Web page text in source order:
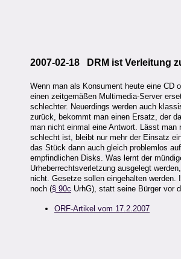
2007-02-18 DRM ist Verleitung
Wenn man als Konsument heute eine CD
einen zeitgemäßen Multimedia-Server
schlechter. Neuerdings werden auch
zurück, bekommt man einen Ersatz, der
man nicht einmal eine Antwort. Lässt
schlecht ist, bleibt nur mehr der Einsatz
das Stück dann auch gleich problemlos
empfindlichen Disks. Was lernt der
Urheberrechtsverletzung ausgelegt
nicht. Gesetze sollen eingehalten
noch (§ 90c UrhG), statt seine Bürger vor
ORF-Artikel vom 17.2.2007